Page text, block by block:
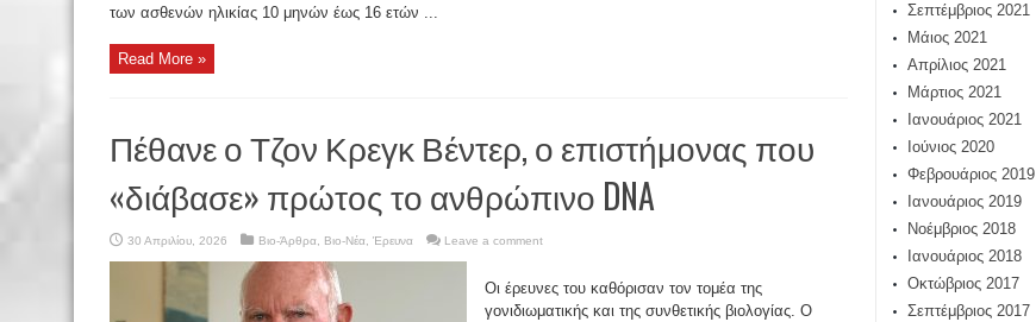
των ασθενών ηλικίας 10 μηνών έως 16 ετών ...
Read More »
Πέθανε ο Τζον Κρεγκ Βέντερ, ο επιστήμονας που
«διάβασε» πρώτος το ανθρώπινο DNA
30 Απριλίου, 2026 Βιο-Άρθρα Βιο-Νέα Έρευνα Leave a comment
Οι έρευνες του καθόρισαν τον τομέα της
γονιδιωματικής και της συνθετικής βιολογίας. Ο
Σεπτέμβριος 2021
Μάιος 2021
Απρίλιος 2021
Μάρτιος 2021
Ιανουάριος 2021
Ιούνιος 2020
Φεβρουάριος 2019
Ιανουάριος 2019
Νοέμβριος 2018
Ιανουάριος 2018
Οκτώβριος 2017
Σεπτέμβριος 2017